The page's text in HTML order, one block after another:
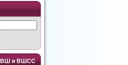
ВШ и ВШСС